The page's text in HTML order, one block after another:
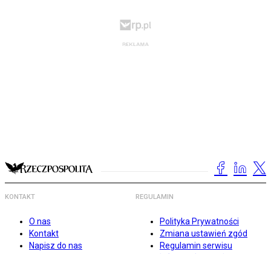
KONTAKT
O nas
Kontakt
Napisz do nas
REGULAMIN
Polityka Prywatności
Zmiana ustawień zgód
Regulamin serwisu